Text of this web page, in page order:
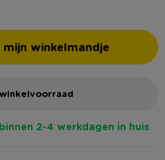
mijn winkelmandje
2-4 werkdagen in huis